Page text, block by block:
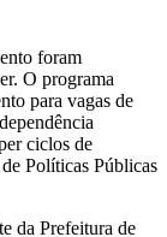
foram
O programa
para vagas de
ciclos de
Políticas Públicas
da Prefeitura de